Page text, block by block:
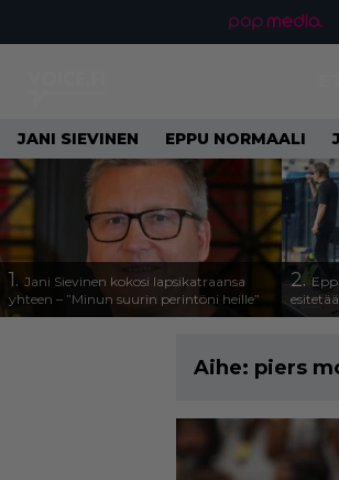
JANI SIEVINEN EPPU NORMAALI
1. Jani Sievinen kokosi lapsikatraansa
yhteen – ”Minun suurin perintöni heille”
2.
Aihe: piers